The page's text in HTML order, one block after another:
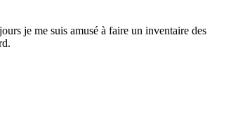
je me suis amusé à faire un inventaire des